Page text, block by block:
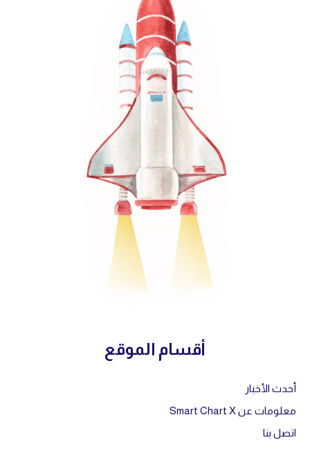
أقسام الموقع
أحدث الأخبار
معلومات عن Smart Chart X
اتصل بنا